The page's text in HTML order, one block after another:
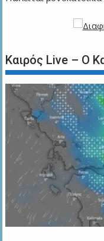
Καιρός Live – Ο